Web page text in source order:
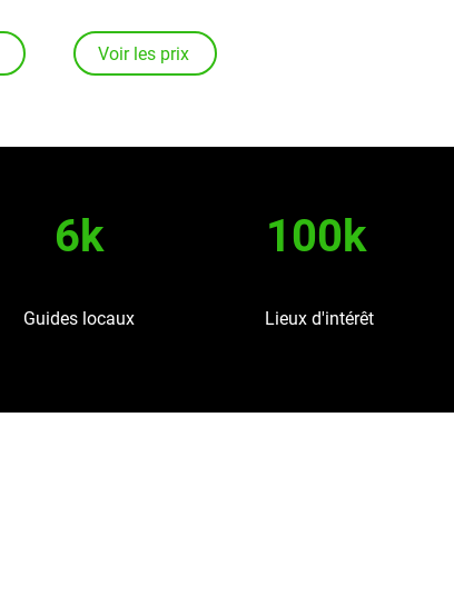
Voir les prix
6k
Guides locaux
100k
Lieux d'intérêt